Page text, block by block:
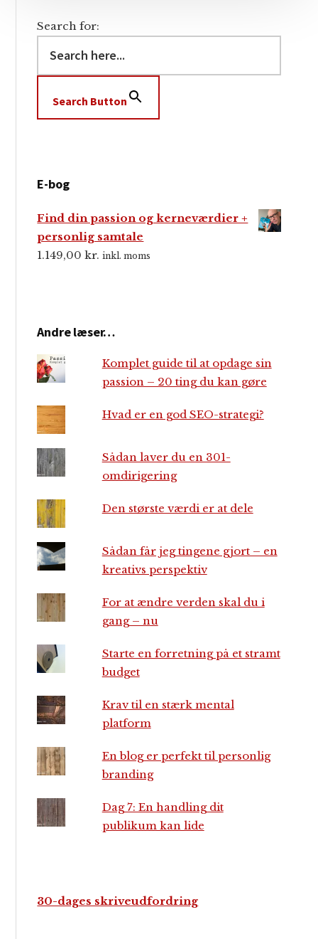
Search for:
Search Button
E-bog
Find din passion og kerneværdier +
personlig samtale
1.149,00kr. inkl. moms
Andre læser…
Komplet guide til at opdage sin
passion – 20 ting du kan gøre
Hvad er en god SEO-strategi?
Sådan laver du en 301-
omdirigering
Den største værdi er at dele
Sådan får jeg tingene gjort – en
kreativs perspektiv
For at ændre verden skal du i
gang – nu
Starte en forretning på et stramt
budget
Krav til en stærk mental
platform
En blog er perfekt til personlig
branding
Dag 7: En handling dit
publikum kan lide
30-dages skriveudfordring